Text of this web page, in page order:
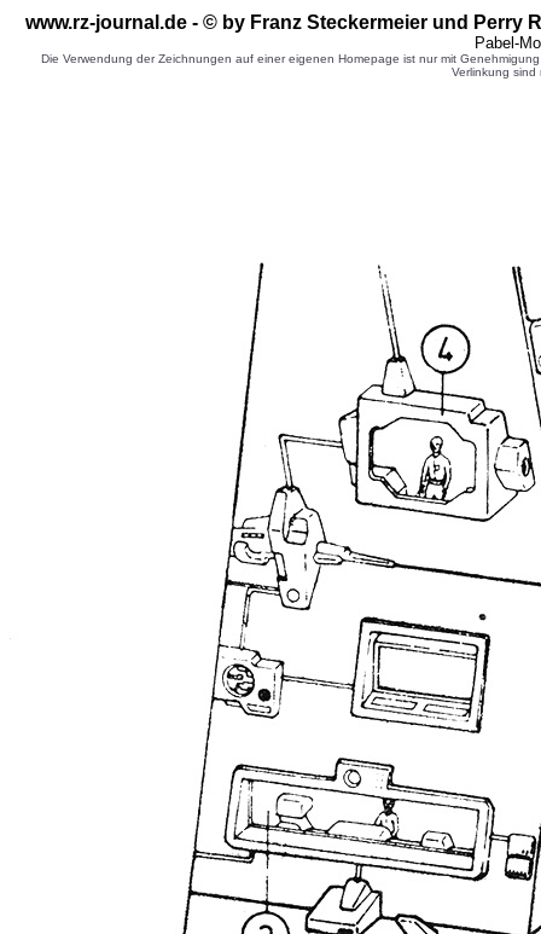
www.rz-journal.de - © by Franz Steckermeier und Perry
Pabel-
Die Verwendung der Zeichnungen auf einer eigenen Homepage ist nur mit
Verlinkung sind